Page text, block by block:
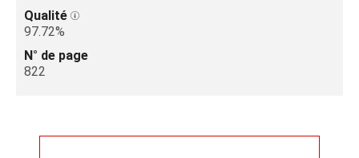
Qualité
97.72%
N° de page
822